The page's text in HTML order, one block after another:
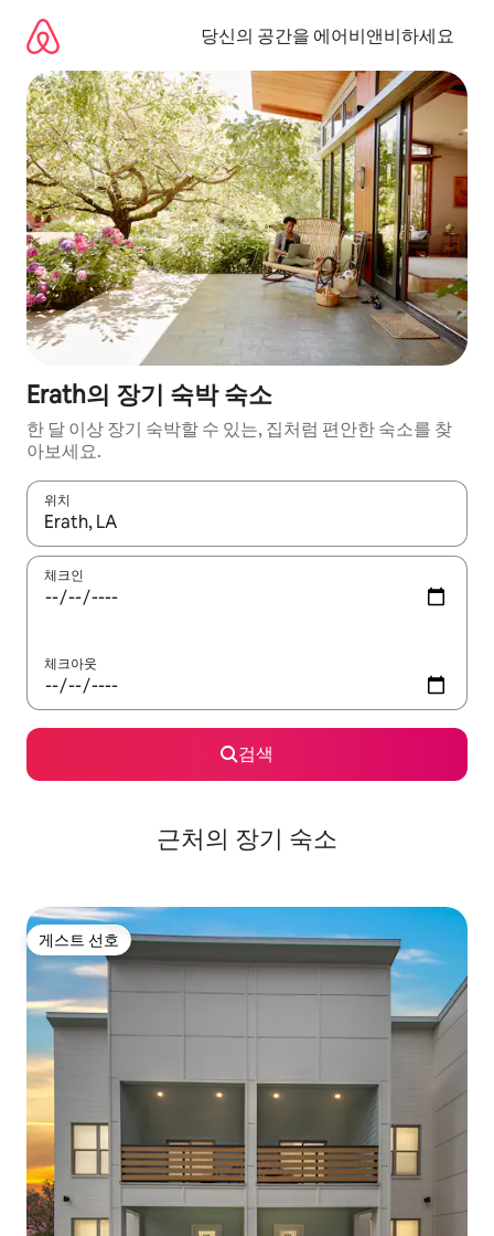
당신의 공간을 에어비앤비하세요
Erath의 장기 숙박 숙소
한 달 이상 장기 숙박할 수 있는, 집처럼 편안한 숙소를 찾
아보세요.
위치
결과가 나오면 위·아래 화살표 키를 사용하거나 터치 또는 스와이
체크인
체크아웃
검색
근처의 장기 숙소
게스트 선호
게스트 선호